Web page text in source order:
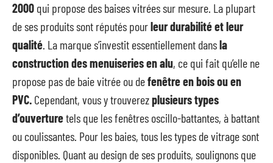
2000 qui propose des baises vitrées sur mesure. La plupart
de ses produits sont réputés pourleur durabilité et leur
qualité. La marque s’investit essentiellement dansla
construction des menuiseries en alu, ce qui fait qu’elle ne
propose pas de baie vitrée ou defenêtre en bois ou en
PVC. Cependant, vous y trouverezplusieurs types
d’ouverturetels que les fenêtres oscillo-battantes, à battant
ou coulissantes. Pour les baies, tous les types de vitrage sont
disponibles. Quant au design de ses produits, soulignons que